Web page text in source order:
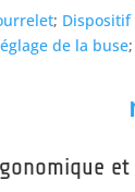
;
de la buse;